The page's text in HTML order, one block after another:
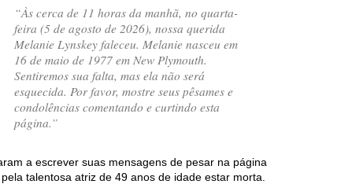
“Às cerca de 11 horas da manhã, no quarta-
feira (5 de agosto de 2026), nossa querida
Melanie Lynskey faleceu. Melanie nasceu em
16 de maio de 1977 em New Plymouth.
Sentiremos sua falta, mas ela não será
esquecida. Por favor, mostre seus pêsames e
condolências comentando e curtindo esta
página.”
a escrever suas mensagens de pesar na página
talentosa atriz de 49 anos de idade estar morta.